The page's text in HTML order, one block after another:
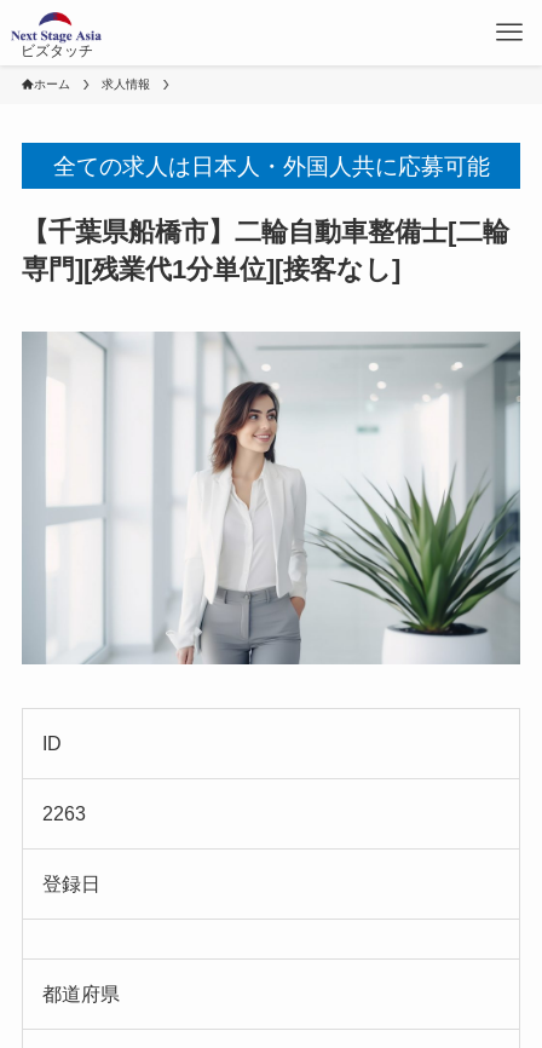
ビズタッチ
ホーム 求人情報
全ての求人は日本人・外国人共に応募可能
【千葉県船橋市】二輪自動車整備士[二輪
専門][残業代1分単位][接客なし]
ID
2263
登録日
都道府県